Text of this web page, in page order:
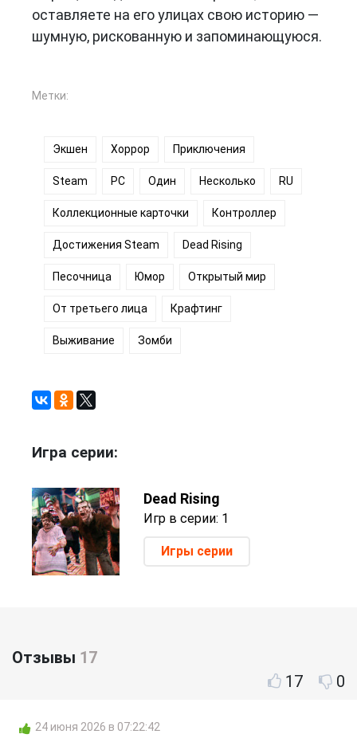
оставляете на его улицах свою историю —
шумную, рискованную и запоминающуюся.
Метки:
Экшен Хоррор Приключения
Steam PC Один Несколько RU
Коллекционные карточки Контроллер
Достижения Steam Dead Rising
Песочница Юмор Открытый мир
От третьего лица Крафтинг
Выживание Зомби
Игра серии:
Dead Rising
Игр в серии: 1
Игры серии
Отзывы 17
17
0
24 июня 2026 в 07:22:42